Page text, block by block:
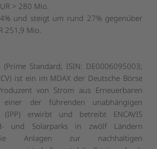
> 280 Mio.
und steigt um rund 27% gegenüber
251,9 Mio.
(Prime Standard; ISIN: DE0006095003;
ist ein im MDAX der Deutsche Börse
von Strom aus Erneuerbaren
einer der führenden unabhängigen
(IPP) erwirbt und betreibt ENCAVIS
und Solarparks in zwölf Ländern
Anlagen zur nachhaltigen